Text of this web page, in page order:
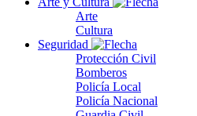
Arte
Cultura
Seguridad
Protección Civil
Bomberos
Policía Local
Policía Nacional